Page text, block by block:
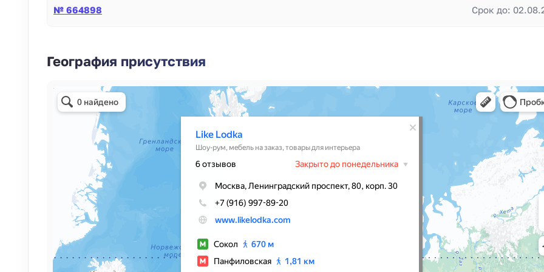
№ 664898 Срок до:
География присутствия